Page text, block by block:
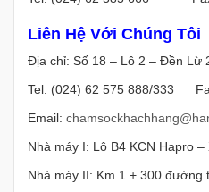
Liên Hệ Với Chúng Tôi
Địa chỉ: Số 18 – Lô 2 – Đền Lừ
Tel: (024) 62 575 888/333
Email:
Nhà máy I: Lô B4 KCN Hapro
Nhà máy II: Km 1 + 300 đường